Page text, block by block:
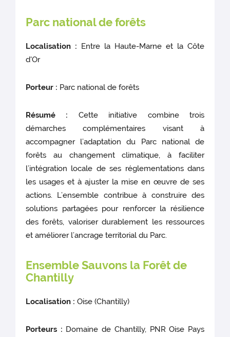
Parc national de forêts
Localisation : Entre la Haute-Marne et la Côte
d'Or
Porteur : Parc national de forêts
Résumé : Cette initiative combine trois
démarches complémentaires visant à
accompagner l’adaptation du Parc national de
forêts au changement climatique, à faciliter
l’intégration locale de ses réglementations dans
les usages et à ajuster la mise en œuvre de ses
actions. L’ensemble contribue à construire des
solutions partagées pour renforcer la résilience
des forêts, valoriser durablement les ressources
et améliorer l’ancrage territorial du Parc.
Ensemble Sauvons la Forêt de
Chantilly
Localisation : Oise (Chantilly)
Porteurs : Domaine de Chantilly, PNR Oise Pays